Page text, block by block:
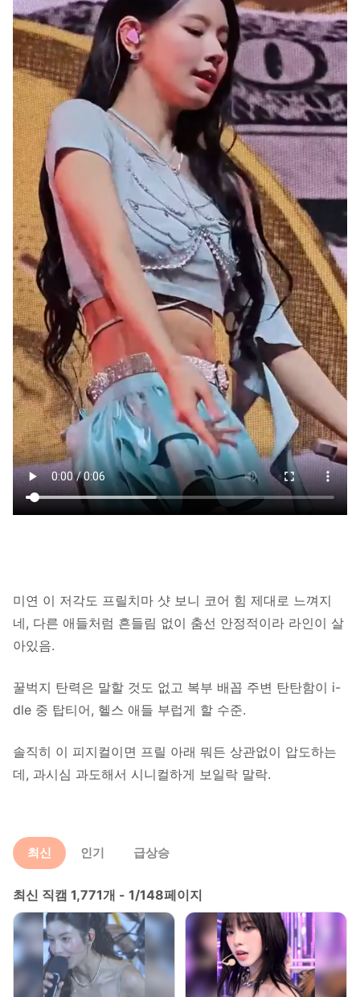
미연 이 저각도 프릴치마 샷 보니 코어 힘 제대로 느껴지
네, 다른 애들처럼 흔들림 없이 춤선 안정적이라 라인이 살
아있음.
꿀벅지 탄력은 말할 것도 없고 복부 배꼽 주변 탄탄함이 i-
dle 중 탑티어, 헬스 애들 부럽게 할 수준.
솔직히 이 피지컬이면 프릴 아래 뭐든 상관없이 압도하는
데, 과시심 과도해서 시니컬하게 보일락 말락.
최신 인기 급상승
최신 직캠 1,771개 - 1/148페이지